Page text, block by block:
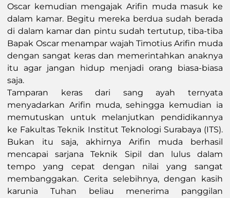
Oscar kemudian mengajak Arifin muda masuk ke
dalam kamar. Begitu mereka berdua sudah berada
di dalam kamar dan pintu sudah tertutup, tiba-tiba
Bapak Oscar menampar wajah Timotius Arifin muda
dengan sangat keras dan memerintahkan anaknya
itu agar jangan hidup menjadi orang biasa-biasa
saja.
Tamparan keras dari sang ayah ternyata
menyadarkan Arifin muda, sehingga kemudian ia
memutuskan untuk melanjutkan pendidikannya
ke Fakultas Teknik Institut Teknologi Surabaya (ITS).
Bukan itu saja, akhirnya Arifin muda berhasil
mencapai sarjana Teknik Sipil dan lulus dalam
tempo yang cepat dengan nilai yang sangat
membanggakan. Cerita selebihnya, dengan kasih
karunia Tuhan beliau menerima panggilan